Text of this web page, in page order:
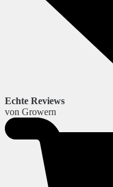
Echte Reviews
von Growern